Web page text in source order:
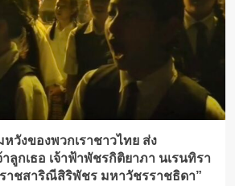
วังของพวกเราชาวไทย ส่ง
าลูกเธอ เจ้าฟ้าพัชรกิติยาภา นเรนทิรา
าชสาริณีสิริพัชร มหาวัชรราชธิดา”